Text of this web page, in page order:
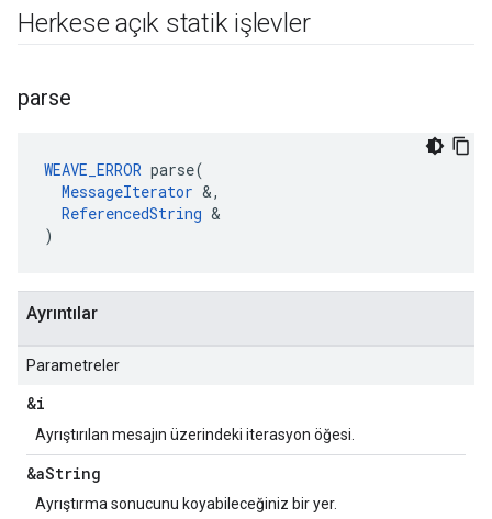
Herkese açık statik işlevler
parse
WEAVE_ERROR parse(
MessageIterator &,
ReferencedString &
)
Ayrıntılar
Parametreler
&i
Ayrıştırılan mesajın üzerindeki iterasyon öğesi.
&aString
Ayrıştırma sonucunu koyabileceğiniz bir yer.